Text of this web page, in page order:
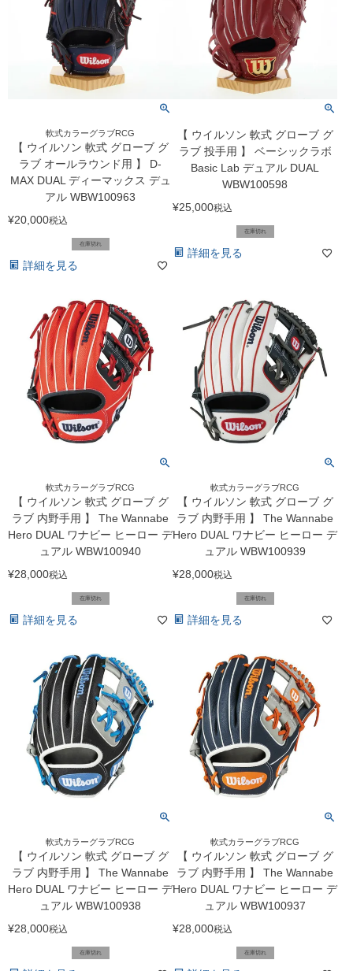
軟式カラーグラブRCG
【 ウイルソン 軟式 グローブ グ
ラブ オールラウンド用 】 D-
MAX DUAL ディーマックス デュ
アル WBW100963
¥20,000税込
在庫切れ
詳細を見る
【 ウイルソン 軟式 グローブ グ
ラブ 投手用 】 ベーシックラボ
Basic Lab デュアル DUAL
WBW100598
¥25,000税込
在庫切れ
詳細を見る
軟式カラーグラブRCG
【 ウイルソン 軟式 グローブ グ
ラブ 内野手用 】 The Wannabe
Hero DUAL ワナビー ヒーロー デ
ュアル WBW100940
¥28,000税込
在庫切れ
詳細を見る
軟式カラーグラブRCG
【 ウイルソン 軟式 グローブ グ
ラブ 内野手用 】 The Wannabe
Hero DUAL ワナビー ヒーロー デ
ュアル WBW100939
¥28,000税込
在庫切れ
詳細を見る
軟式カラーグラブRCG
【 ウイルソン 軟式 グローブ グ
ラブ 内野手用 】 The Wannabe
Hero DUAL ワナビー ヒーロー デ
ュアル WBW100938
¥28,000税込
在庫切れ
軟式カラーグラブRCG
【 ウイルソン 軟式 グローブ グ
ラブ 内野手用 】 The Wannabe
Hero DUAL ワナビー ヒーロー デ
ュアル WBW100937
¥28,000税込
在庫切れ